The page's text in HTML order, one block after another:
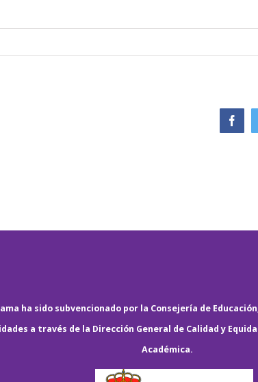
ha sido subvencionado por la Consejería de
a través de la Dirección General de Calidad y
Académica.